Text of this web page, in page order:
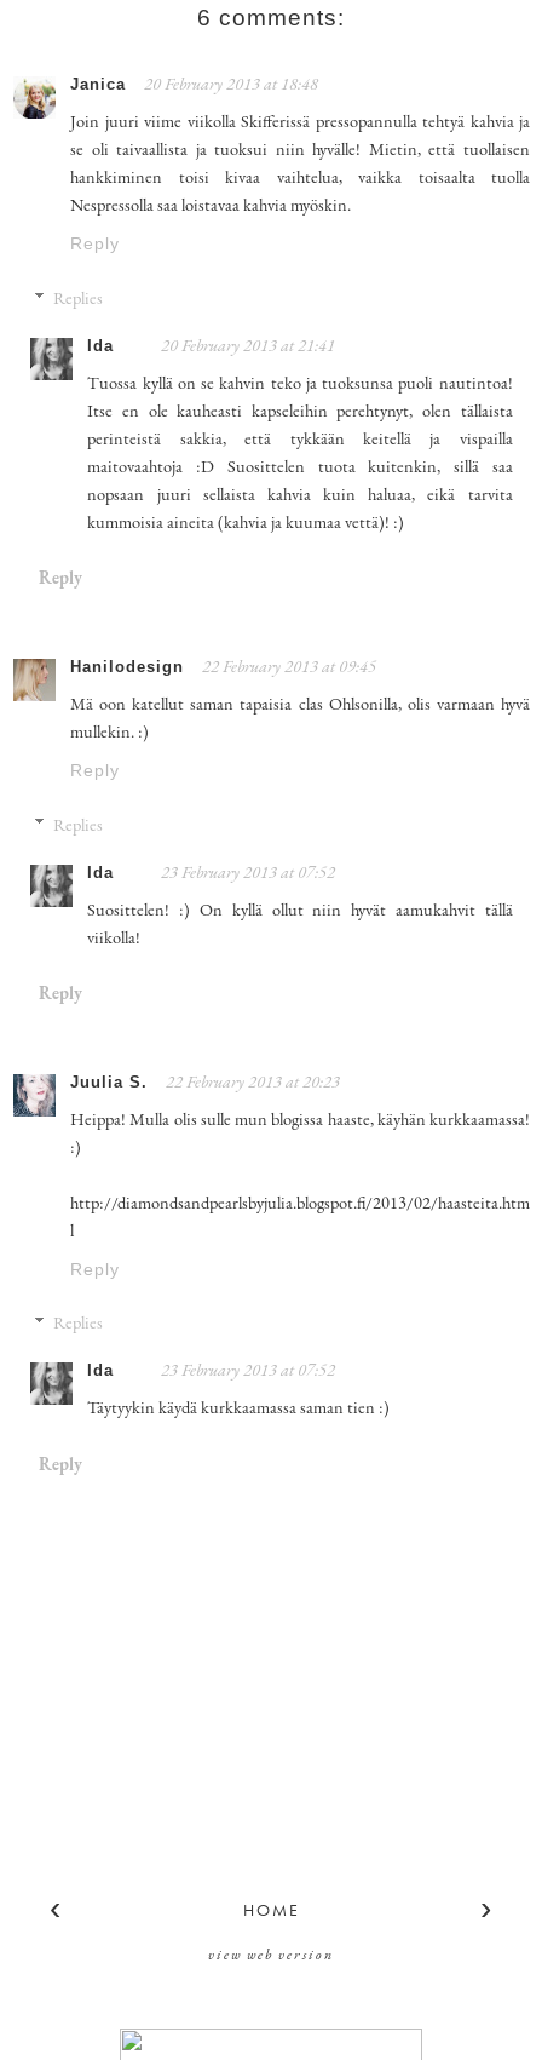
6 comments:
Janica 20 February 2013 at 18:48
Join juuri viime viikolla Skifferissä pressopannulla tehtyä kahvia ja
se oli taivaallista ja tuoksui niin hyvälle! Mietin, että tuollaisen
hankkiminen toisi kivaa vaihtelua, vaikka toisaalta tuolla
Nespressolla saa loistavaa kahvia myöskin.
Reply
Replies
Ida 20 February 2013 at 21:41
Tuossa kyllä on se kahvin teko ja tuoksunsa puoli nautintoa!
Itse en ole kauheasti kapseleihin perehtynyt, olen tällaista
perinteistä sakkia, että tykkään keitellä ja vispailla
maitovaahtoja :D Suosittelen tuota kuitenkin, sillä saa
nopsaan juuri sellaista kahvia kuin haluaa, eikä tarvita
kummoisia aineita (kahvia ja kuumaa vettä)! :)
Reply
Hanilodesign 22 February 2013 at 09:45
Mä oon katellut saman tapaisia clas Ohlsonilla, olis varmaan hyvä
mullekin. :)
Reply
Replies
Ida 23 February 2013 at 07:52
Suosittelen! :) On kyllä ollut niin hyvät aamukahvit tällä
viikolla!
Reply
Juulia S. 22 February 2013 at 20:23
Heippa! Mulla olis sulle mun blogissa haaste, käyhän kurkkaamassa!
:)
http://diamondsandpearlsbyjulia.blogspot.fi/2013/02/haasteita.htm
l
Reply
Replies
Ida 23 February 2013 at 07:52
Täytyykin käydä kurkkaamassa saman tien :)
Reply
‹ ›
HOME
view web version